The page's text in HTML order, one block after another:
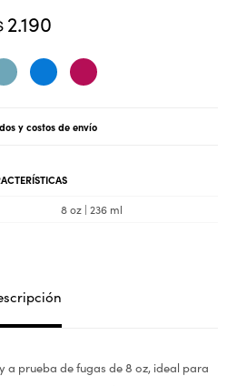
2.190
y costos de envío
8 oz | 236 ml
a prueba de fugas de 8 oz, ideal para